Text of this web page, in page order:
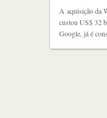
A aquisição da
custou US$ 32
Google, já é